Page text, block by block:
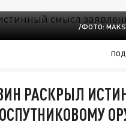
/ФОТО:
РАСКРЫЛ